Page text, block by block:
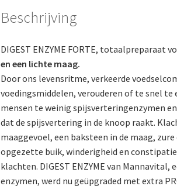
Beschrijving
DIGEST ENZYME FORTE, totaalpreparaat
en een lichte maag.
Door ons levensritme, verkeerde
voedingsmiddelen, verouderen of te snel te
mensen te weinig spijsverteringenzymen
dat de spijsvertering in de knoop raakt.
maaggevoel, een baksteen in de maag,
opgezette buik, winderigheid en
klachten. DIGEST ENZYME van
enzymen, werd nu geüpgraded met extra